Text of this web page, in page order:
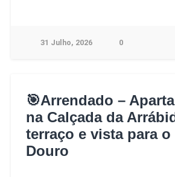
31 Julho, 2026 0
🎯Arrendado –
na Calçada da
terraço e vista para o
Douro